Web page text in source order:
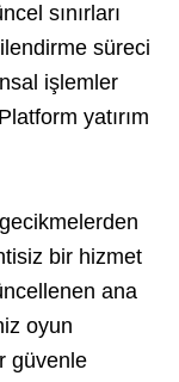
sınırları
süreci
işlemler
yatırım
bir hizmet
ana
oyun
güvenle